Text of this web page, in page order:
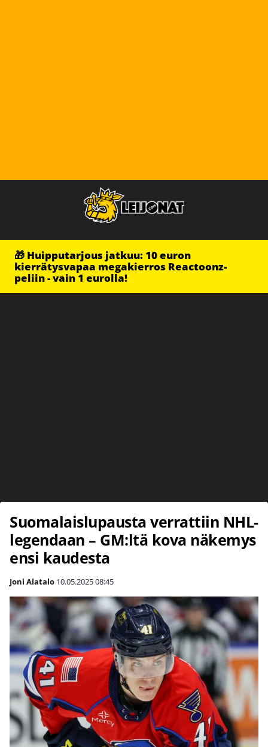
🎁 Huipputarjous jatkuu: 10 euron
kierrätysvapaa megakierros Reactoonz-
peliin - vain 1 eurolla!
Suomalaislupausta verrattiin NHL-
legendaan – GM:ltä kova näkemys
ensi kaudesta
Joni Alatalo 10.05.202508:45